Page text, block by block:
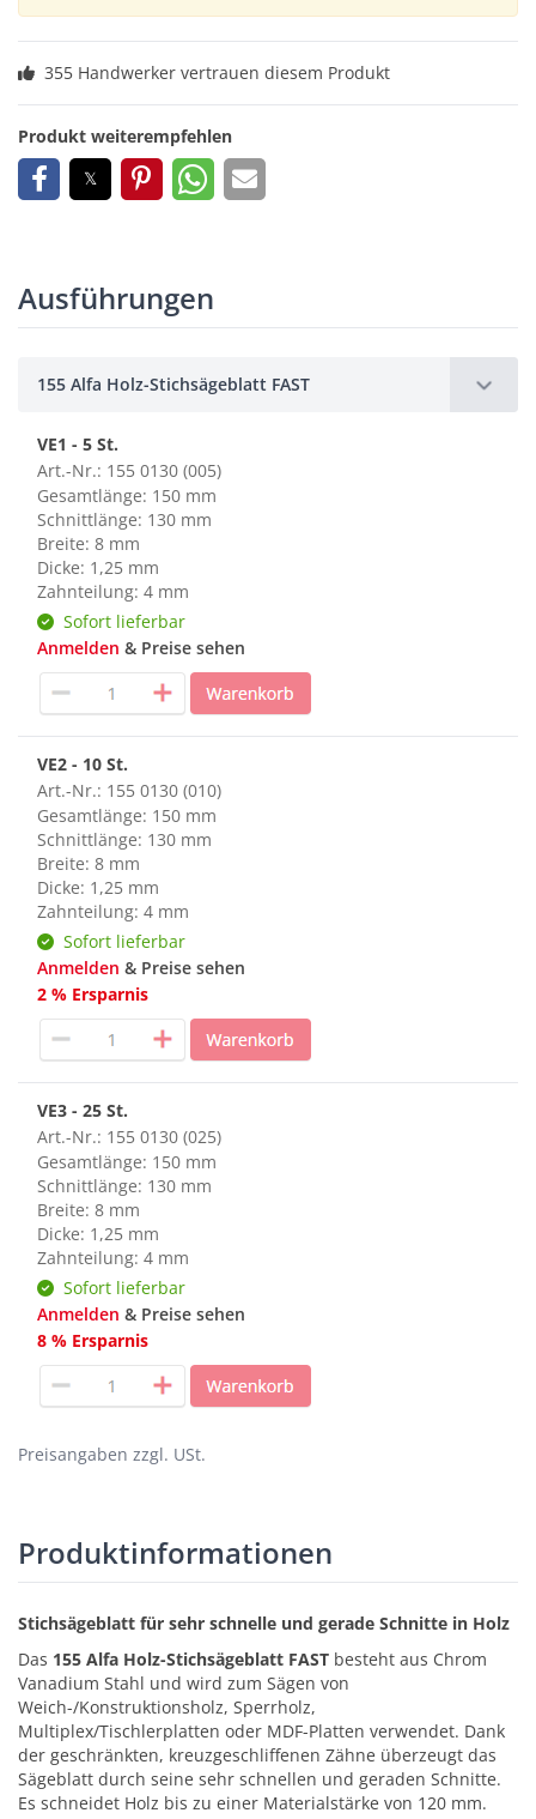
355 Handwerker vertrauen diesem Produkt
Produkt weiterempfehlen
Ausführungen
155 Alfa Holz-Stichsägeblatt FAST
VE1 - 5 St.
Art.-Nr.: 155 0130 (005)
Gesamtlänge: 150 mm
Schnittlänge: 130 mm
Breite: 8 mm
Dicke: 1,25 mm
Zahnteilung: 4 mm
Sofort lieferbar
Anmelden & Preise sehen
VE2 - 10 St.
Art.-Nr.: 155 0130 (010)
Gesamtlänge: 150 mm
Schnittlänge: 130 mm
Breite: 8 mm
Dicke: 1,25 mm
Zahnteilung: 4 mm
Sofort lieferbar
Anmelden & Preise sehen
2 % Ersparnis
VE3 - 25 St.
Art.-Nr.: 155 0130 (025)
Gesamtlänge: 150 mm
Schnittlänge: 130 mm
Breite: 8 mm
Dicke: 1,25 mm
Zahnteilung: 4 mm
Sofort lieferbar
Anmelden & Preise sehen
8 % Ersparnis
Preisangaben zzgl. USt.
Produktinformationen
Stichsägeblatt für sehr schnelle und gerade Schnitte in Holz
Das 155 Alfa Holz-Stichsägeblatt FAST besteht aus Chrom
Vanadium Stahl und wird zum Sägen von
Weich-/Konstruktionsholz, Sperrholz,
Multiplex/Tischlerplatten oder MDF-Platten verwendet. Dank
der geschränkten, kreuzgeschliffenen Zähne überzeugt das
Sägeblatt durch seine sehr schnellen und geraden Schnitte.
Es schneidet Holz bis zu einer Materialstärke von 120 mm.